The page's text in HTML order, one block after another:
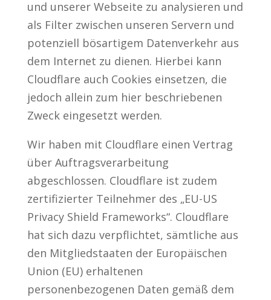
und unserer Webseite zu analysieren und
als Filter zwischen unseren Servern und
potenziell bösartigem Datenverkehr aus
dem Internet zu dienen. Hierbei kann
Cloudflare auch Cookies einsetzen, die
jedoch allein zum hier beschriebenen
Zweck eingesetzt werden.
Wir haben mit Cloudflare einen Vertrag
über Auftragsverarbeitung
abgeschlossen. Cloudflare ist zudem
zertifizierter Teilnehmer des „EU-US
Privacy Shield Frameworks“. Cloudflare
hat sich dazu verpflichtet, sämtliche aus
den Mitgliedstaaten der Europäischen
Union (EU) erhaltenen
personenbezogenen Daten gemäß dem